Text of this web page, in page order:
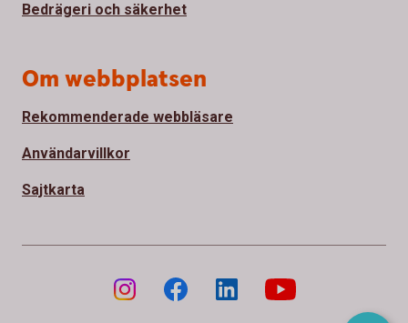
Bedrägeri och säkerhet
Om webbplatsen
Rekommenderade webbläsare
Användarvillkor
Sajtkarta